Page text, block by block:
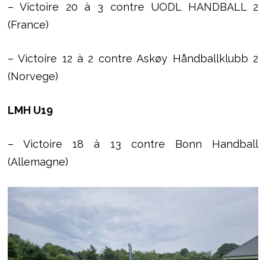
– Victoire 20 à 3 contre UODL HANDBALL 2
(France)
– Victoire 12 à 2 contre Askøy Håndballklubb 2
(Norvege)
LMH U19
– Victoire 18 à 13 contre Bonn Handball
(Allemagne)